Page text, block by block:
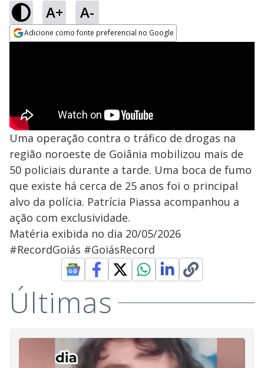
A+ A-
Adicione como fonte preferencial no Google
Uma operação contra o tráfico de drogas na
região noroeste de Goiânia mobilizou mais de
50 policiais durante a tarde. Uma boca de fumo
que existe há cerca de 25 anos foi o principal
alvo da polícia. Patrícia Piassa acompanhou a
ação com exclusividade.
Matéria exibida no dia 20/05/2026
#RecordGoiás #GoiásRecord
Últimas